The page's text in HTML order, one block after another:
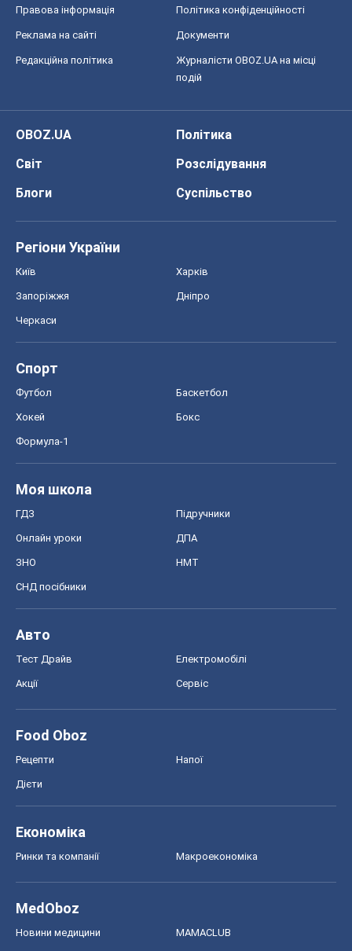
Правова інформація Політика конфіденційності
Реклама на сайті Документи
Редакційна політика
Журналісти OBOZ.UA на місці
подій
OBOZ.UA
Політика
Світ
Розслідування
Блоги
Суспільство
Регіони України
Київ Харків
Запоріжжя Дніпро
Черкаси
Спорт
Футбол Баскетбол
Хокей Бокс
Формула-1
Моя школа
ГДЗ Підручники
Онлайн уроки ДПА
ЗНО НМТ
СНД посібники
Авто
Тест Драйв Електромобілі
Акції Сервіс
Food Oboz
Рецепти Напої
Дієти
Економіка
Ринки та компанії Макроекономіка
MedOboz
Новини медицини MAMACLUB